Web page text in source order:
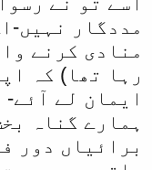
مددگار نہیں-
منادی کرنے
رہا تھا) کہ
ایمان لے
ہمارے گناہ
برائیاں دور